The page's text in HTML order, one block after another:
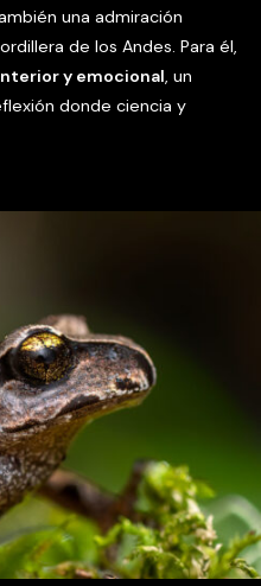
una admiración
de los Andes. Para él,
y emocional, un
donde ciencia y